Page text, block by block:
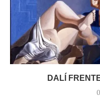
DALÍ